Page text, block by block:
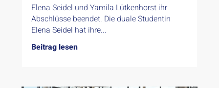
Elena Seidel und Yamila Lütkenhorst ihr
Abschlüsse beendet. Die duale Studentin
Elena Seidel hat ihre...
Beitrag lesen